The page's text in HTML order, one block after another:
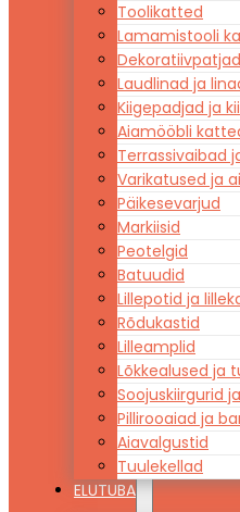
Toolikatted
Lamamistooli
Dekoratiivpatjad
Laudlinad ja
Kiigepadjad ja
Aiamööbli
Terrassivaibad
Varikatused ja
Päikesevarjud
Markiisid
Peotelgid
Batuudid
Lillepotid ja
Rõdukastid
Lilleamplid
Lõkkealused ja
Soojuskiirgurid
Pillirooaiad ja
Aiavalgustid
Tuulekellad
ELUTUBA